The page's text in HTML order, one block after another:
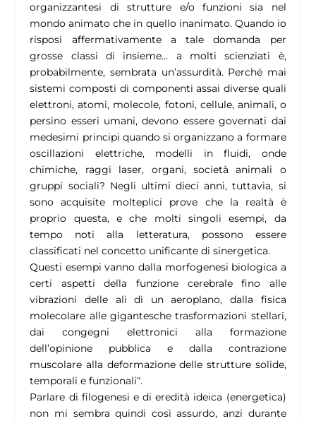
organizzantesi di strutture e/o funzioni sia nel
mondo animato che in quello inanimato. Quando io
risposi affermativamente a tale domanda per
grosse classi di insieme… a molti scienziati è,
probabilmente, sembrata un’assurdità. Perché mai
sistemi composti di componenti assai diverse quali
elettroni, atomi, molecole, fotoni, cellule, animali, o
persino esseri umani, devono essere governati dai
medesimi principi quando si organizzano a formare
oscillazioni elettriche, modelli in fluidi, onde
chimiche, raggi laser, organi, società animali o
gruppi sociali? Negli ultimi dieci anni, tuttavia, si
sono acquisite molteplici prove che la realtà è
proprio questa, e che molti singoli esempi, da
tempo noti alla letteratura, possono essere
classificati nel concetto unificante di sinergetica.
Questi esempi vanno dalla morfogenesi biologica a
certi aspetti della funzione cerebrale fino alle
vibrazioni delle ali di un aeroplano, dalla fisica
molecolare alle gigantesche trasformazioni stellari,
dai congegni elettronici alla formazione
dell’opinione pubblica e dalla contrazione
muscolare alla deformazione delle strutture solide,
temporali e funzionali“.
Parlare di filogenesi e di eredità ideica (energetica)
non mi sembra quindi così assurdo, anzi durante